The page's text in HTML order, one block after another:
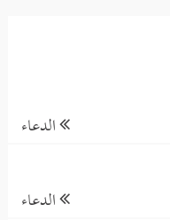
الدعاء
الدعاء